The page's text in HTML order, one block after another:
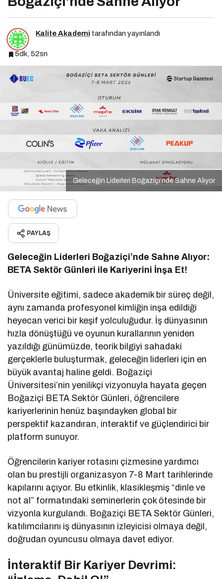
Kalite Akademi tarafından yayınlandı
5dk, 52sn
Geleceğin Liderleri Boğaziçi’nde Sahne Alıyor
PAYLAŞ
Geleceğin Liderleri Boğaziçi’nde Sahne Alıyor:
BETA Sektör Günleri ile Kariyerini İnşa Et!
Üniversite eğitimi, sadece akademik bir süreç değil,
aynı zamanda profesyonel kimliğin inşa edildiği
heyecan verici bir keşif yolculuğudur. İş dünyasının
hızla dönüştüğü ve oyunun kurallarının yeniden
yazıldığı günümüzde, teorik bilgiyi sahadaki
gerçeklerle buluşturmak, geleceğin liderleri için en
büyük avantaj haline geldi. Boğaziçi
Üniversitesi’nin yenilikçi vizyonuyla hayata geçen
Boğaziçi BETA Sektör Günleri, öğrencilere
kariyerlerinin henüz başındayken global bir
perspektif kazandıran, interaktif ve güçlendirici bir
platform sunuyor.
Öğrencilerin kariyer rotasını çizmesine yardımcı
olan bu prestijli organizasyon 7-8 Mart tarihlerinde
kapılarını açıyor. Bu etkinlik, klasikleşmiş “dinle ve
not al” formatındaki seminerlerin çok ötesinde bir
vizyonla kurgulandı. Boğaziçi BETA Sektör Günleri,
katılımcılarını iş dünyasının izleyicisi olmaya değil,
doğrudan oyuncusu olmaya davet ediyor.
İnteraktif Bir Kariyer Devrimi: